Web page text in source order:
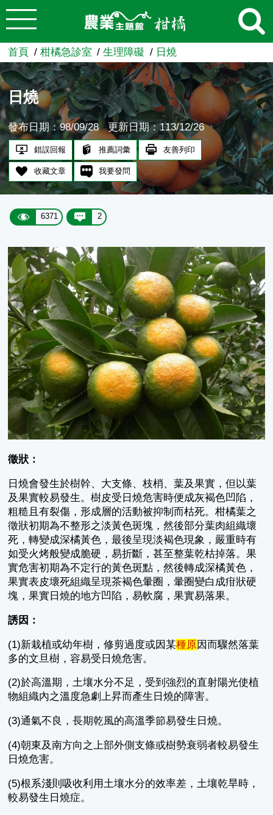
跳到主要內容
農業知識入口網
首頁 柑橘急診室 生理障礙 日燒
日燒
發布日期：98/09/28 更新日期：113/12/26
錯誤回報 推薦詞彙 友善列印
收藏文章 我要發問
6371 2
徵狀：
日燒會發生於樹幹、大支條、枝梢、葉及果實，但以葉
及果實較易發生。樹皮受日燒危害時便成灰褐色凹陷，
粗糙且有裂傷，形成層的活動被抑制而枯死。柑橘葉之
徵狀初期為不整形之淡黃色斑塊，然後部分葉肉組織壞
死，轉變成深橘黃色，最後呈現淡褐色現象，嚴重時有
如受火烤般變成脆硬，易折斷，甚至整葉乾枯掉落。果
實危害初期為不定行的黃色斑點，然後轉成深橘黃色，
果實表皮壞死組織呈現茶褐色暈圈，暈圈變白成疳狀硬
塊，果實日燒的地方凹陷，易軟腐，果實易落果。
誘因：
(1)新栽植或幼年樹，修剪過度或因某種原因而驟然落葉
多的文旦樹，容易受日燒危害。
(2)於高溫期，土壤水分不足，受到強烈的直射陽光使植
物組織內之溫度急劇上昇而產生日燒的障害。
(3)通氣不良，長期乾風的高溫季節易發生日燒。
(4)朝東及南方向之上部外側支條或樹勢衰弱者較易發生
日燒危害。
(5)根系淺則吸收利用土壤水分的效率差，土壤乾旱時，
較易發生日燒症。